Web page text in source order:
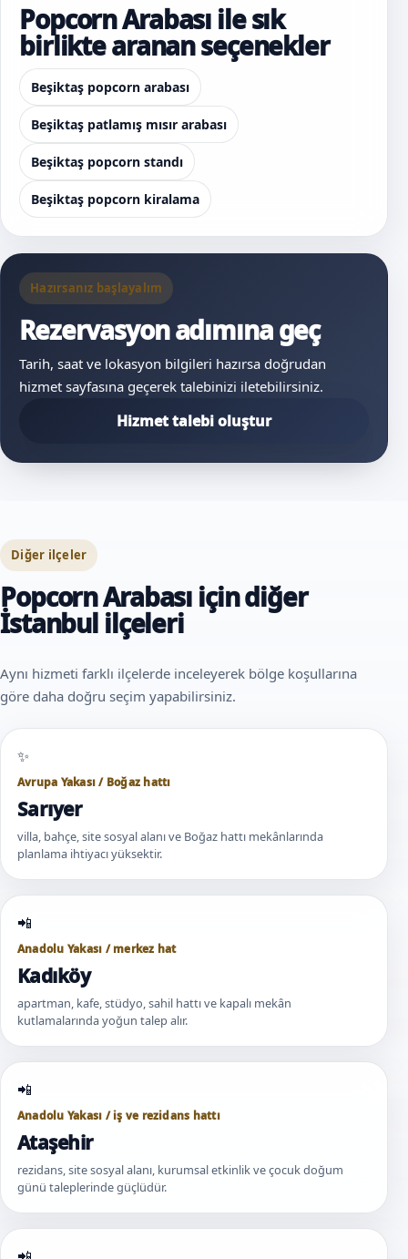
Popcorn Arabası ile sık
birlikte aranan seçenekler
Beşiktaş popcorn arabası
Beşiktaş patlamış mısır arabası
Beşiktaş popcorn standı
Beşiktaş popcorn kiralama
Hazırsanız başlayalım
Rezervasyon adımına geç
Tarih, saat ve lokasyon bilgileri hazırsa doğrudan
hizmet sayfasına geçerek talebinizi iletebilirsiniz.
Hizmet talebi oluştur
Diğer ilçeler
Popcorn Arabası için diğer
İstanbul ilçeleri
Aynı hizmeti farklı ilçelerde inceleyerek bölge koşullarına
göre daha doğru seçim yapabilirsiniz.
Avrupa Yakası / Boğaz hattı
Sarıyer
villa, bahçe, site sosyal alanı ve Boğaz hattı mekânlarında
planlama ihtiyacı yüksektir.
Anadolu Yakası / merkez hat
Kadıköy
apartman, kafe, stüdyo, sahil hattı ve kapalı mekân
kutlamalarında yoğun talep alır.
Anadolu Yakası / iş ve rezidans hattı
Ataşehir
rezidans, site sosyal alanı, kurumsal etkinlik ve çocuk doğum
günü taleplerinde güçlüdür.